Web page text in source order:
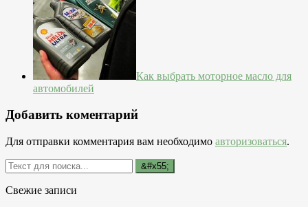
Как выбрать моторное масло для
автомобилей
Добавить коментарий
Для отправки комментария вам необходимо авторизоваться.
Свежие записи